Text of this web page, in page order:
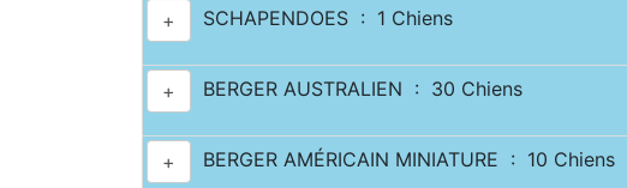
+ SCHAPENDOES : 1 Chiens
+ BERGER AUSTRALIEN : 30 Chiens
+ BERGER AMÉRICAIN MINIATURE : 10 Chiens